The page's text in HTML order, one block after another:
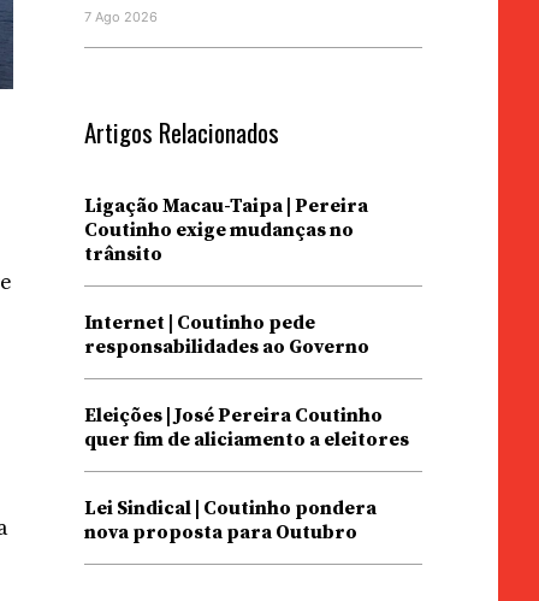
7 Ago 2026
Artigos Relacionados
Ligação Macau-Taipa | Pereira
Coutinho exige mudanças no
trânsito
Internet | Coutinho pede
responsabilidades ao Governo
Eleições | José Pereira Coutinho
quer fim de aliciamento a eleitores
Lei Sindical | Coutinho pondera
nova proposta para Outubro